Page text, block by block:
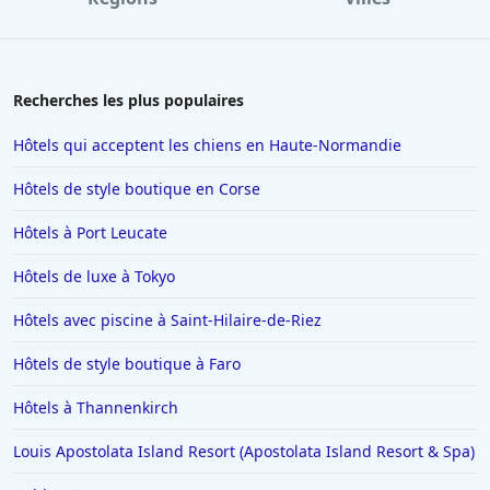
Hôtels à Aix-les-Bains
Hôtels à Ténériffe
Hôtels à Plailly
Hôtels à La Toussuire
Hôtels en Lorraine
Hôtels à Monte Carlo
Hôtels à Châtillon-sur-Seine
Recherches les plus populaires
Hôtels qui acceptent les chiens en Haute-Normandie
Hôtels de style boutique en Corse
Hôtels à Port Leucate
Hôtels de luxe à Tokyo
Hôtels avec piscine à Saint-Hilaire-de-Riez
Hôtels de style boutique à Faro
Hôtels à Thannenkirch
Louis Apostolata Island Resort (Apostolata Island Resort & Spa)